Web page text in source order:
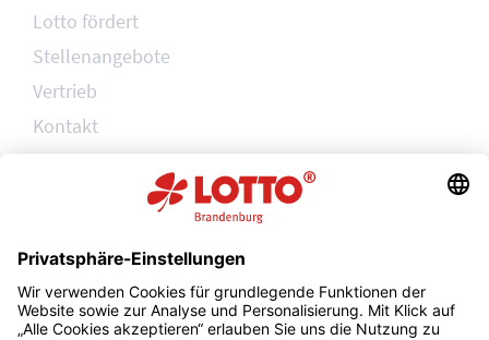
Lotto fördert
Stellenangebote
Vertrieb
Kontakt